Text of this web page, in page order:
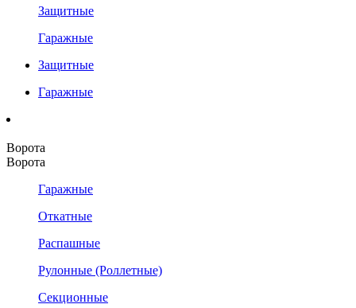
Защитные
Гаражные
Защитные
Гаражные
Ворота
Ворота
Гаражные
Откатные
Распашные
Рулонные (Роллетные)
Секционные